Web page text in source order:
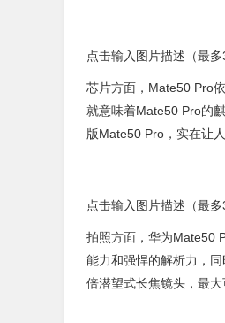
点击输入图片描述（最多
芯片方面，Mate50 Pro
就意味着Mate50 Pro的
版Mate50 Pro，实在让人
点击输入图片描述（最多
拍照方面，华为Mate50
能力和强悍的解析力，
倍潜望式长焦镜头，最